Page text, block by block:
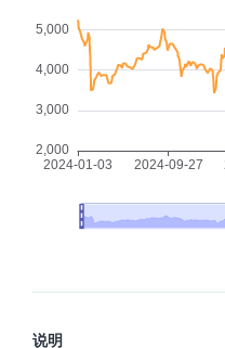
说明